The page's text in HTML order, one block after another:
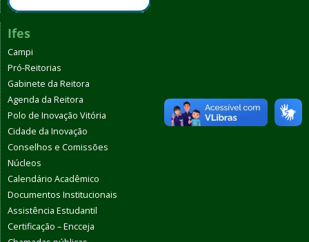
Ifes
Campi
Pró-Reitorias
Gabinete da Reitora
Agenda da Reitora
Polo de Inovação Vitória
Cidade da Inovação
Conselhos e Comissões
Núcleos
Calendário Acadêmico
Documentos Institucionais
Assistência Estudantil
Certificação – Encceja